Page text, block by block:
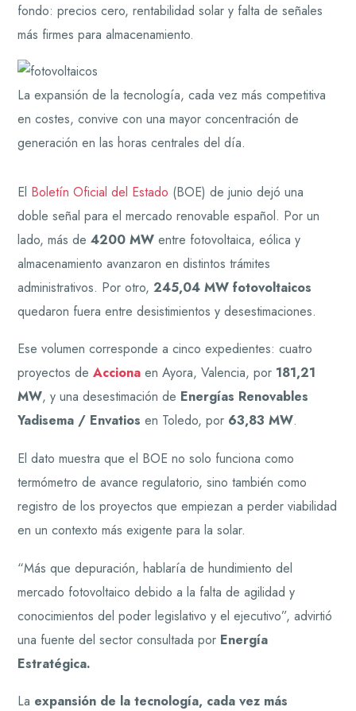
fondo: precios cero, rentabilidad solar y falta de señales
más firmes para almacenamiento.
La expansión de la tecnología, cada vez más competitiva
en costes, convive con una mayor concentración de
generación en las horas centrales del día.
El Boletín Oficial del Estado (BOE) de junio dejó una
doble señal para el mercado renovable español. Por un
lado, más de4200 MW entre fotovoltaica, eólica y
almacenamiento avanzaron en distintos trámites
administrativos. Por otro,245,04 MW fotovoltaicos
quedaron fuera entre desistimientos y desestimaciones.
Ese volumen corresponde a cinco expedientes: cuatro
proyectos deAcciona en Ayora, Valencia, por 181,21
MW, y una desestimación de Energías Renovables
Yadisema / Envatios en Toledo, por 63,83 MW.
El dato muestra que el BOE no solo funciona como
termómetro de avance regulatorio, sino también como
registro de los proyectos que empiezan a perder viabilidad
en un contexto más exigente para la solar.
“Más que depuración, hablaría de hundimiento del
mercado fotovoltaico debido a la falta de agilidad y
conocimientos del poder legislativo y el ejecutivo”, advirtió
una fuente del sector consultada por Energía
Estratégica.
La expansión de la tecnología, cada vez más